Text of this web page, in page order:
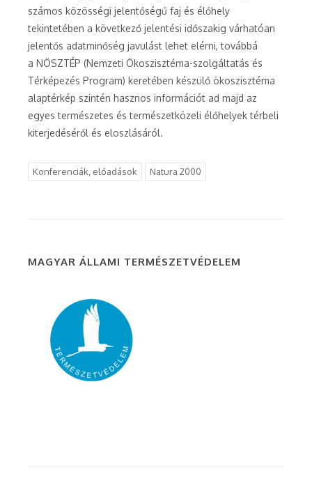
számos közösségi jelentőségű faj és élőhely
tekintetében a következő jelentési időszakig várhatóan
jelentős adatminőség javulást lehet elérni, továbbá
a NÖSZTÉP (Nemzeti Ökoszisztéma-szolgáltatás és
Térképezés Program) keretében készülő ökoszisztéma
alaptérkép szintén hasznos információt ad majd az
egyes természetes és természetközeli élőhelyek térbeli
kiterjedéséről és eloszlásáról.
Konferenciák, előadások Natura 2000
MAGYAR ÁLLAMI TERMÉSZETVÉDELEM